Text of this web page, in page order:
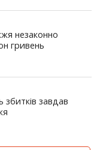
незаконно
гривень
завдав